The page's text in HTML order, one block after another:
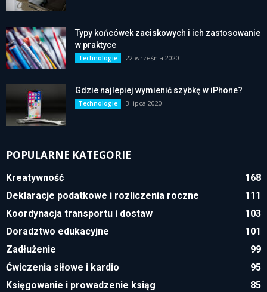
Typy końcówek zaciskowych i ich zastosowanie
w praktyce
Technologie 22 września 2020
Gdzie najlepiej wymienić szybkę w iPhone?
Technologie 3 lipca 2020
POPULARNE KATEGORIE
Kreatywność
168
Deklaracje podatkowe i rozliczenia roczne
111
Koordynacja transportu i dostaw
103
Doradztwo edukacyjne
101
Zadłużenie
99
Ćwiczenia siłowe i kardio
95
Księgowanie i prowadzenie ksiąg
85